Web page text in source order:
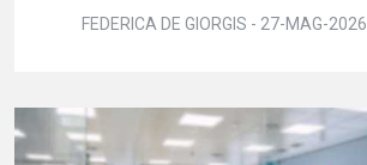
FEDERICA DE GIORGIS - 27-MAG-2026